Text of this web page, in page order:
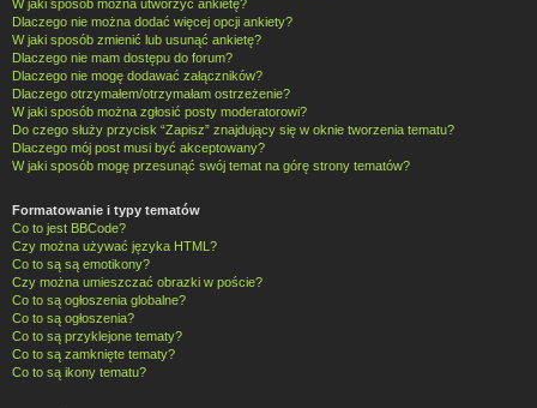
W jaki sposób można utworzyć ankietę?
Dlaczego nie można dodać więcej opcji ankiety?
W jaki sposób zmienić lub usunąć ankietę?
Dlaczego nie mam dostępu do forum?
Dlaczego nie mogę dodawać załączników?
Dlaczego otrzymałem/otrzymałam ostrzeżenie?
W jaki sposób można zgłosić posty moderatorowi?
Do czego służy przycisk “Zapisz” znajdujący się w oknie tworzenia tematu?
Dlaczego mój post musi być akceptowany?
W jaki sposób mogę przesunąć swój temat na górę strony tematów?
Formatowanie i typy tematów
Co to jest BBCode?
Czy można używać języka HTML?
Co to są są emotikony?
Czy można umieszczać obrazki w poście?
Co to są ogłoszenia globalne?
Co to są ogłoszenia?
Co to są przyklejone tematy?
Co to są zamknięte tematy?
Co to są ikony tematu?